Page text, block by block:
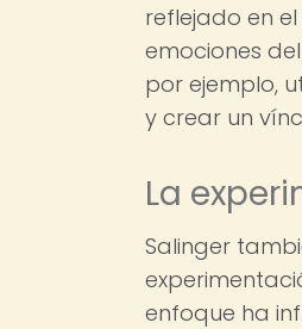
reflejado en
emociones
por ejemplo,
y crear un
La
Salinger
enfoque ha